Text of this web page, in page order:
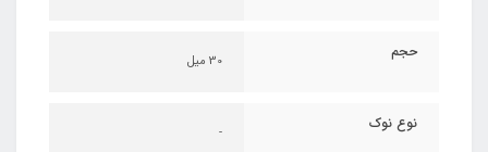
حجم 30 میل
نوع نوک -